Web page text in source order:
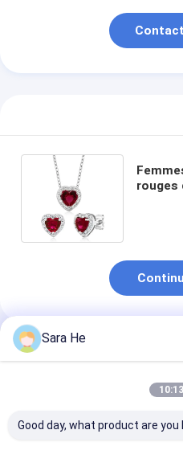
rouges
Produits Recommandés
Sara He
Good day, what product are you